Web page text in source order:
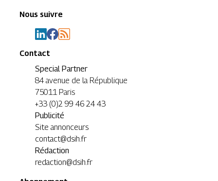
Nous suivre
Contact
Special Partner
84 avenue de la République
75011 Paris
+33 (0)2 99 46 24 43
Publicité
Site annonceurs
contact@dsih.fr
Rédaction
redaction@dsih.fr